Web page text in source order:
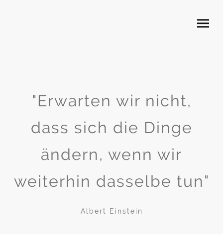
"Erwarten wir nicht,
dass sich die Dinge
ändern, wenn wir
weiterhin dasselbe tun"
Albert Einstein